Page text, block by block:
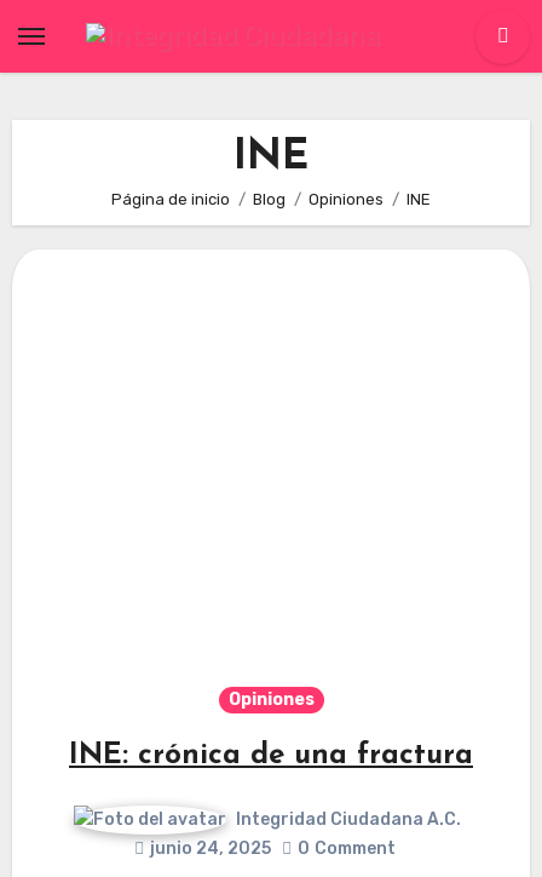
INE
Página de inicio Blog Opiniones INE
Opiniones
INE: crónica de una fractura
Integridad Ciudadana A.C.
junio 24, 2025
0 Comment